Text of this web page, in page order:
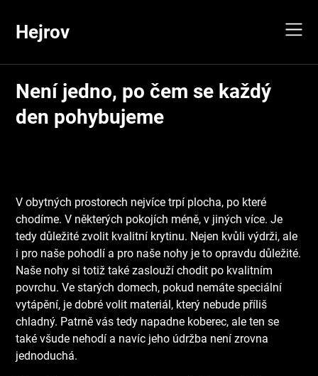
content
Hejrov
Není jedno, po čem se každý
den pohybujeme
V obytných prostorech nejvíce trpí plocha, po které
chodíme. V některých pokojích méně, v jiných více. Je
tedy důležité zvolit kvalitní krytinu. Nejen kvůli výdrži, ale
i pro naše pohodlí a pro naše nohy je to opravdu důležité.
Naše nohy si totiž také zaslouží chodit po kvalitním
povrchu. Ve starých domech, pokud nemáte speciální
vytápění, je dobré volit materiál, který nebude příliš
chladný. Patrně vás tedy napadne koberec, ale ten se
také všude nehodí a navíc jeho údržba není zrovna
jednoduchá.